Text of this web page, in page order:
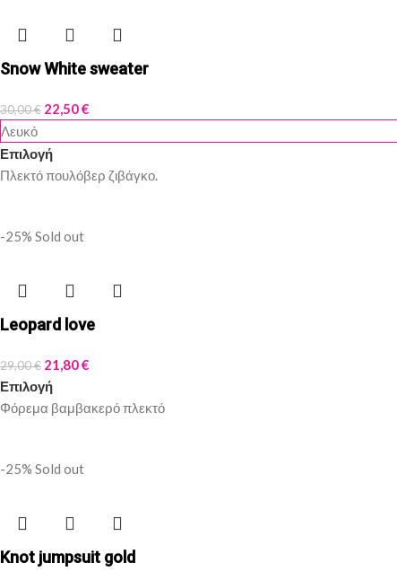
Snow White sweater
30,00€ 22,50€
Λευκό
Επιλογή
Πλεκτό πουλόβερ ζιβάγκο.
-25% Sold out
Leopard love
29,00€ 21,80€
Επιλογή
Φόρεμα βαμβακερό πλεκτό
-25% Sold out
Knot jumpsuit gold